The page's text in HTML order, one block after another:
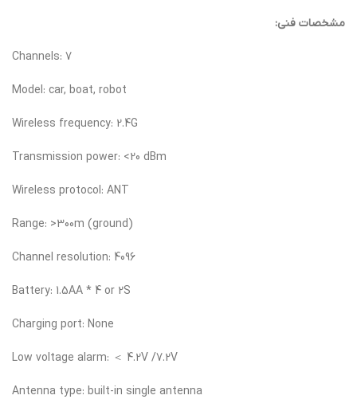
مشخصات فنی:
Channels: 7
Model: car, boat, robot
Wireless frequency: 2.4G
Transmission power: <20 dBm
Wireless protocol: ANT
Range: >300m (ground)
Channel resolution: 4096
Battery: 1.5AA * 4 or 2S
Charging port: None
Low voltage alarm: ＜ 4.2V /7.2V
Antenna type: built-in single antenna